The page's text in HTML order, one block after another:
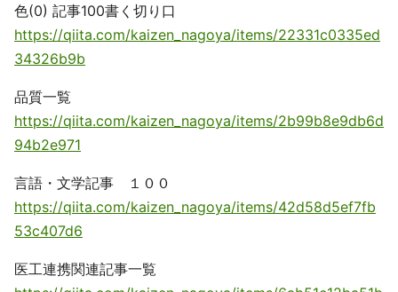
色(0) 記事100書く切り口
https://qiita.com/kaizen_nagoya/items/22331c0335ed
34326b9b
品質一覧
https://qiita.com/kaizen_nagoya/items/2b99b8e9db6d
94b2e971
言語・文学記事 １００
https://qiita.com/kaizen_nagoya/items/42d58d5ef7fb
53c407d6
医工連携関連記事一覧